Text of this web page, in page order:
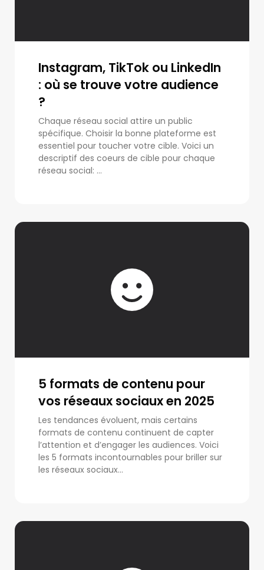
Instagram, TikTok ou LinkedIn
: où se trouve votre audience
?
Chaque réseau social attire un public
spécifique. Choisir la bonne plateforme est
essentiel pour toucher votre cible. Voici un
descriptif des coeurs de cible pour chaque
réseau social: ...
5 formats de contenu pour
vos réseaux sociaux en 2025
Les tendances évoluent, mais certains
formats de contenu continuent de capter
l’attention et d’engager les audiences. Voici
les 5 formats incontournables pour briller sur
les réseaux sociaux...